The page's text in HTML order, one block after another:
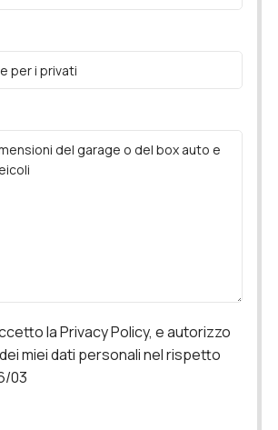
la Privacy Policy, e autorizzo
miei dati personali nel rispetto
03